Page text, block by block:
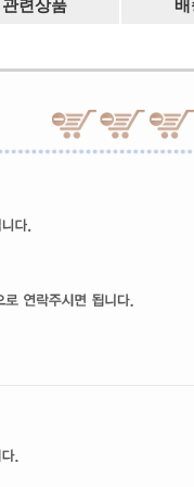
관련상품 배